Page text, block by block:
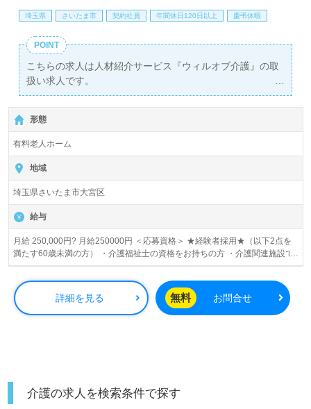
埼玉県 さいたま市 契約社員 年間休日120日以上 慶弔休暇
POINT
こちらの求人は人材紹介サービス『ウィルオブ介護』の取
扱い求人です。
詳細に関してお気軽にご相談ください♪
【無料】で皆さんの転職活動をサポートいたします。
形態
有料老人ホーム
地域
埼玉県さいたま市大宮区
給与
月給 250,000円? 月給250000円 ＜応募資格＞ ★経験者採用★（以下2点を
満たす60歳未満の方） ・介護福祉士の資格をお持ちの方 ・介護関連施設で
週4～5日勤務（雇用形態不問）を合算で5年以上経験のある方 ＜備考＞ ※夜
力・経験により考慮の上、加算があります。 ◇その他手当◇ ・地域調整
給：40,000円/月 ・処遇改善加算手当：12,000円/月 ・夜勤手当：5,000円/回
・介護福祉士資格手当：15,500円/月 ◆別途支給◆ ・ケアマネージャー資格
12,000円/月 ・夜勤手当：5,000円/回 ・介護福祉士資格手当：15,500円/月
◆別途支給◆ ・ケアマネージャー資格手当：5,000円/月 ・保育手当：
詳細を見る 無料 お問合せ
介護の求人を検索条件で探す